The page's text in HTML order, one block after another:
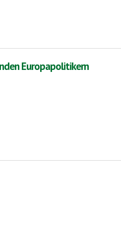
Europapolitikern